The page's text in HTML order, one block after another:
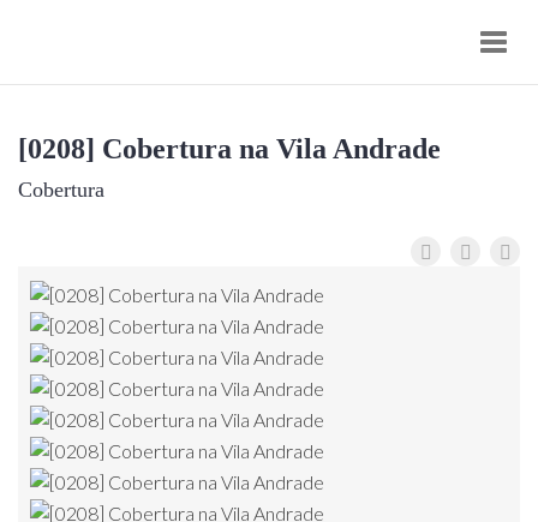
[0208] Cobertura na Vila Andrade
Cobertura